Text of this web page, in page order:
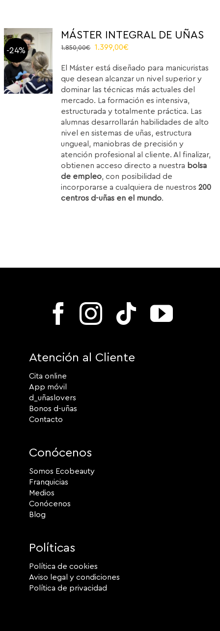
-24%
MÁSTER INTEGRAL DE UÑAS
1.850,00€
El
original
era:
1.850,00€.
1.399,00€
actual
es:
1.399,00€.
El Máster está diseñado para manicuristas
que desean alcanzar un nivel superior y
dominar las técnicas más actuales del
mercado. La formación es intensiva,
estructurada y totalmente práctica. Las
alumnas desarrollarán habilidades de alto
nivel en sistemas de uñas, estructura
ungueal, maniobras de precisión y
atención profesional al cliente. Al finalizar,
obtienen acceso directo a nuestra bolsa
de empleo, con posibilidad de
incorporarse a cualquiera de nuestros200
centros d-uñas en el mundo.
Atención al Cliente
Cita online
App móvil
d_uñaslovers
Bonos d-uñas
Contacto
Conócenos
Somos Ecobeauty
Franquicias
Medios
Conócenos
Blog
Políticas
Política de cookies
Aviso legal y condiciones
Política de privacidad